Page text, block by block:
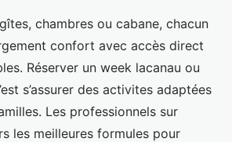
chambres ou cabane, chacun
confort avec accès direct
Réserver un week lacanau ou
s’assurer des activites adaptées
Les professionnels sur
les meilleures formules pour